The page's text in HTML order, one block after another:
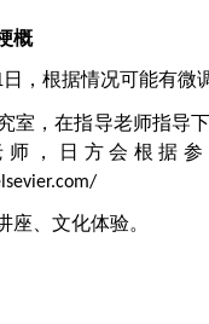
概
日，根据情况可能有微
室，在指导老师指导
，日方会根据
座、文化体验。